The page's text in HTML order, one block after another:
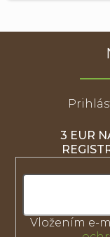
3 EUR
Vložením e-